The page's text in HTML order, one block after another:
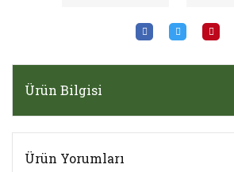
Ürün Bilgisi
Ürün Yorumları